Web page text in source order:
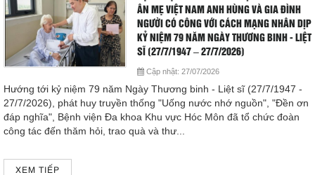
ÂN MẸ VIỆT NAM ANH HÙNG VÀ GIA ĐÌNH
NGƯỜI CÓ CÔNG VỚI CÁCH MẠNG NHÂN DỊP
KỶ NIỆM 79 NĂM NGÀY THƯƠNG BINH - LIỆT
SĨ (27/7/1947 – 27/7/2026)
Cập nhật: 27/07/2026
Hướng tới kỷ niệm 79 năm Ngày Thương binh - Liệt sĩ (27/7/1947 -
27/7/2026), phát huy truyền thống "Uống nước nhớ nguồn", "Đền ơn
đáp nghĩa", Bệnh viện Đa khoa Khu vực Hóc Môn đã tổ chức đoàn
công tác đến thăm hỏi, trao quà và thư...
XEM TIẾP